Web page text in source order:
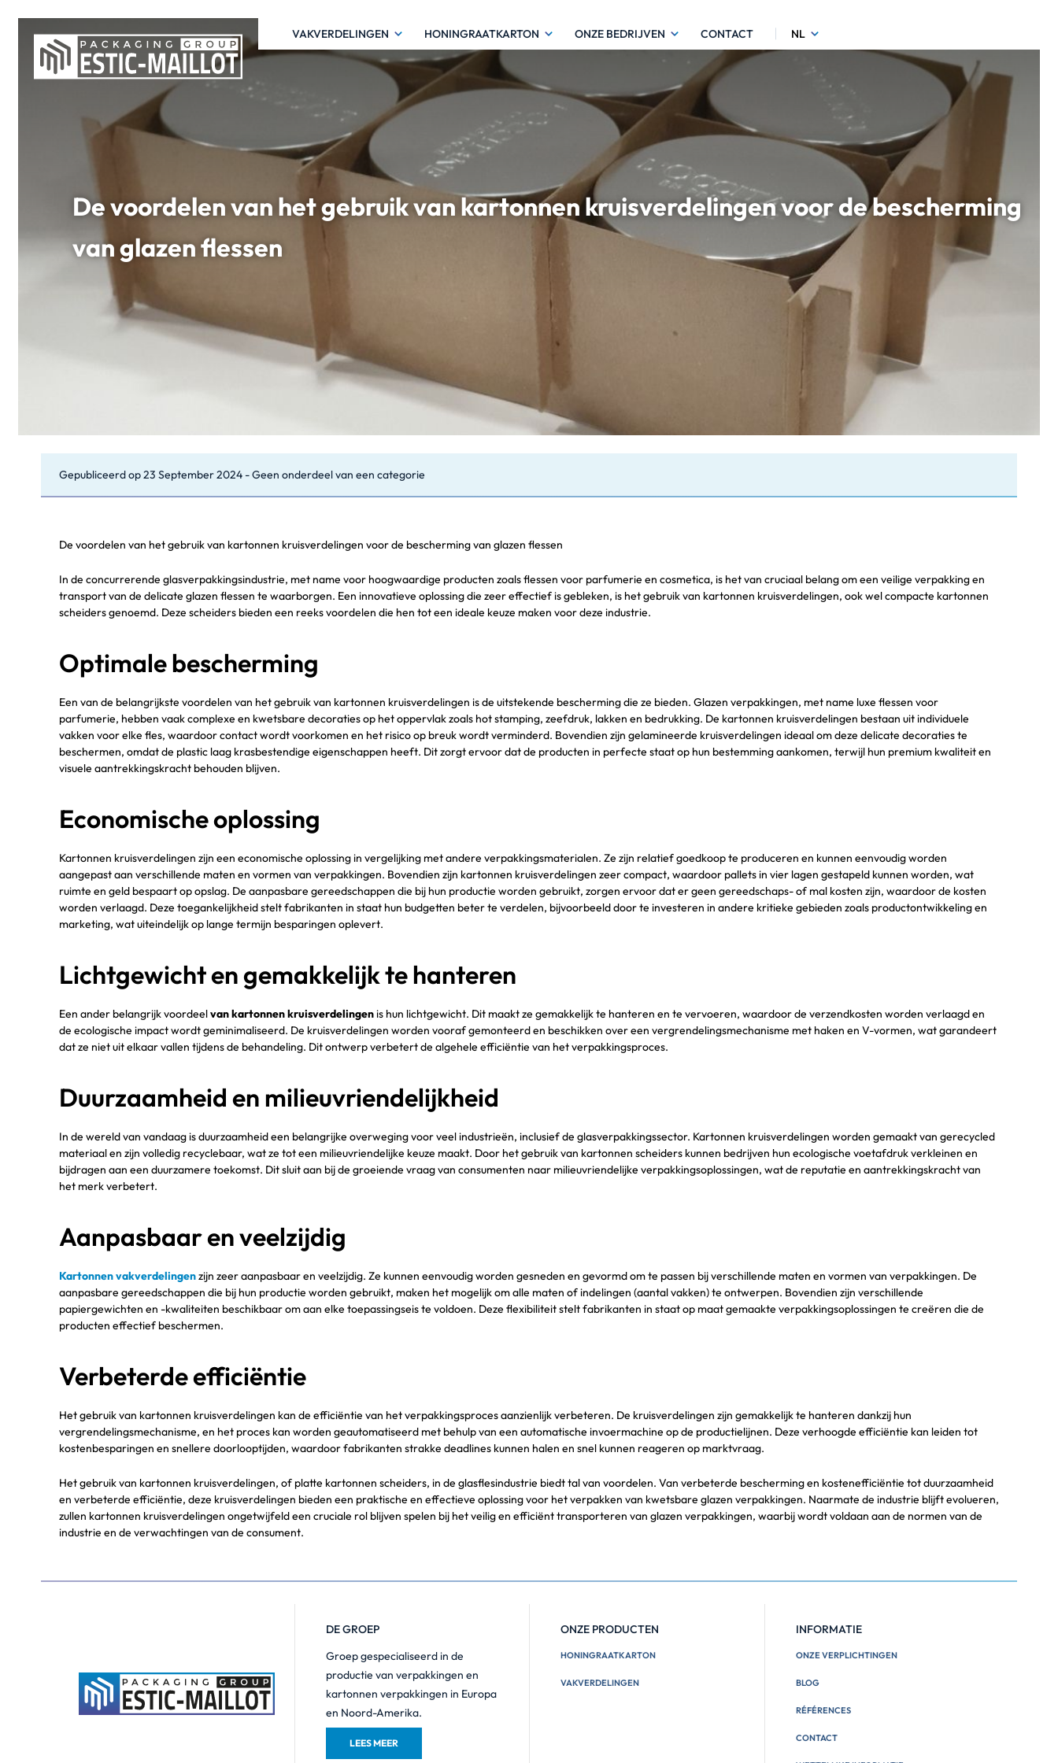
VAKVERDELINGEN HONINGRAATKARTON ONZE BEDRIJVEN CONTACT NL
De voordelen van het gebruik van kartonnen kruisverdelingen voor de bescherming
van glazen flessen
Gepubliceerd op23 September 2024 -Geen onderdeel van een categorie
De voordelen van het gebruik van kartonnen kruisverdelingen voor de bescherming van glazen flessen
In de concurrerende glasverpakkingsindustrie, met name voor hoogwaardige producten zoals flessen voor parfumerie en cosmetica, is het van cruciaal belang om een veilige verpakking en
transport van de delicate glazen flessen te waarborgen. Een innovatieve oplossing die zeer effectief is gebleken, is het gebruik van kartonnen kruisverdelingen, ook wel compacte kartonnen
scheiders genoemd. Deze scheiders bieden een reeks voordelen die hen tot een ideale keuze maken voor deze industrie.
Optimale bescherming
Een van de belangrijkste voordelen van het gebruik van kartonnen kruisverdelingen is de uitstekende bescherming die ze bieden. Glazen verpakkingen, met name luxe flessen voor
parfumerie, hebben vaak complexe en kwetsbare decoraties op het oppervlak zoals hot stamping, zeefdruk, lakken en bedrukking. De kartonnen kruisverdelingen bestaan uit individuele
vakken voor elke fles, waardoor contact wordt voorkomen en het risico op breuk wordt verminderd. Bovendien zijn gelamineerde kruisverdelingen ideaal om deze delicate decoraties te
beschermen, omdat de plastic laag krasbestendige eigenschappen heeft. Dit zorgt ervoor dat de producten in perfecte staat op hun bestemming aankomen, terwijl hun premium kwaliteit en
visuele aantrekkingskracht behouden blijven.
Economische oplossing
Kartonnen kruisverdelingen zijn een economische oplossing in vergelijking met andere verpakkingsmaterialen. Ze zijn relatief goedkoop te produceren en kunnen eenvoudig worden
aangepast aan verschillende maten en vormen van verpakkingen. Bovendien zijn kartonnen kruisverdelingen zeer compact, waardoor pallets in vier lagen gestapeld kunnen worden, wat
ruimte en geld bespaart op opslag. De aanpasbare gereedschappen die bij hun productie worden gebruikt, zorgen ervoor dat er geen gereedschaps- of mal kosten zijn, waardoor de kosten
worden verlaagd. Deze toegankelijkheid stelt fabrikanten in staat hun budgetten beter te verdelen, bijvoorbeeld door te investeren in andere kritieke gebieden zoals productontwikkeling en
marketing, wat uiteindelijk op lange termijn besparingen oplevert.
Lichtgewicht en gemakkelijk te hanteren
Een ander belangrijk voordeelvan kartonnen kruisverdelingenis hun lichtgewicht. Dit maakt ze gemakkelijk te hanteren en te vervoeren, waardoor de verzendkosten worden verlaagd en
de ecologische impact wordt geminimaliseerd. De kruisverdelingen worden vooraf gemonteerd en beschikken over een vergrendelingsmechanisme met haken en V-vormen, wat garandeert
dat ze niet uit elkaar vallen tijdens de behandeling. Dit ontwerp verbetert de algehele efficiëntie van het verpakkingsproces.
Duurzaamheid en milieuvriendelijkheid
In de wereld van vandaag is duurzaamheid een belangrijke overweging voor veel industrieën, inclusief de glasverpakkingssector. Kartonnen kruisverdelingen worden gemaakt van gerecycled
materiaal en zijn volledig recyclebaar, wat ze tot een milieuvriendelijke keuze maakt. Door het gebruik van kartonnen scheiders kunnen bedrijven hun ecologische voetafdruk verkleinen en
bijdragen aan een duurzamere toekomst. Dit sluit aan bij de groeiende vraag van consumenten naar milieuvriendelijke verpakkingsoplossingen, wat de reputatie en aantrekkingskracht van
het merk verbetert.
Aanpasbaar en veelzijdig
Kartonnen vakverdelingenzijn zeer aanpasbaar en veelzijdig. Ze kunnen eenvoudig worden gesneden en gevormd om te passen bij verschillende maten en vormen van verpakkingen. De
aanpasbare gereedschappen die bij hun productie worden gebruikt, maken het mogelijk om alle maten of indelingen (aantal vakken) te ontwerpen. Bovendien zijn verschillende
papiergewichten en -kwaliteiten beschikbaar om aan elke toepassingseis te voldoen. Deze flexibiliteit stelt fabrikanten in staat op maat gemaakte verpakkingsoplossingen te creëren die de
producten effectief beschermen.
Verbeterde efficiëntie
Het gebruik van kartonnen kruisverdelingen kan de efficiëntie van het verpakkingsproces aanzienlijk verbeteren. De kruisverdelingen zijn gemakkelijk te hanteren dankzij hun
vergrendelingsmechanisme, en het proces kan worden geautomatiseerd met behulp van een automatische invoermachine op de productielijnen. Deze verhoogde efficiëntie kan leiden tot
kostenbesparingen en snellere doorlooptijden, waardoor fabrikanten strakke deadlines kunnen halen en snel kunnen reageren op marktvraag.
Het gebruik van kartonnen kruisverdelingen, of platte kartonnen scheiders, in de glasflesindustrie biedt tal van voordelen. Van verbeterde bescherming en kostenefficiëntie tot duurzaamheid
en verbeterde efficiëntie, deze kruisverdelingen bieden een praktische en effectieve oplossing voor het verpakken van kwetsbare glazen verpakkingen. Naarmate de industrie blijft evolueren,
zullen kartonnen kruisverdelingen ongetwijfeld een cruciale rol blijven spelen bij het veilig en efficiënt transporteren van glazen verpakkingen, waarbij wordt voldaan aan de normen van de
industrie en de verwachtingen van de consument.
DE GROEP
Groep gespecialiseerd in de
productie van verpakkingen en
kartonnen verpakkingen in Europa
en Noord-Amerika.
LEES MEER
ONZE PRODUCTEN
HONINGRAATKARTON
VAKVERDELINGEN
INFORMATIE
ONZE VERPLICHTINGEN
BLOG
RÉFÉRENCES
CONTACT